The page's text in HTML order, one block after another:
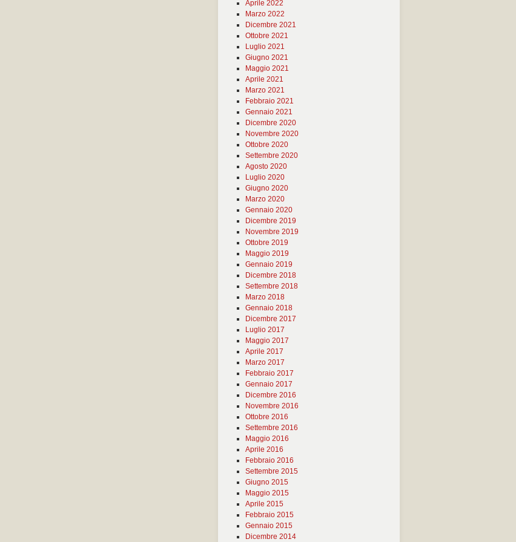
Aprile 2022
Marzo 2022
Dicembre 2021
Ottobre 2021
Luglio 2021
Giugno 2021
Maggio 2021
Aprile 2021
Marzo 2021
Febbraio 2021
Gennaio 2021
Dicembre 2020
Novembre 2020
Ottobre 2020
Settembre 2020
Agosto 2020
Luglio 2020
Giugno 2020
Marzo 2020
Gennaio 2020
Dicembre 2019
Novembre 2019
Ottobre 2019
Maggio 2019
Gennaio 2019
Dicembre 2018
Settembre 2018
Marzo 2018
Gennaio 2018
Dicembre 2017
Luglio 2017
Maggio 2017
Aprile 2017
Marzo 2017
Febbraio 2017
Gennaio 2017
Dicembre 2016
Novembre 2016
Ottobre 2016
Settembre 2016
Maggio 2016
Aprile 2016
Febbraio 2016
Settembre 2015
Giugno 2015
Maggio 2015
Aprile 2015
Febbraio 2015
Gennaio 2015
Dicembre 2014